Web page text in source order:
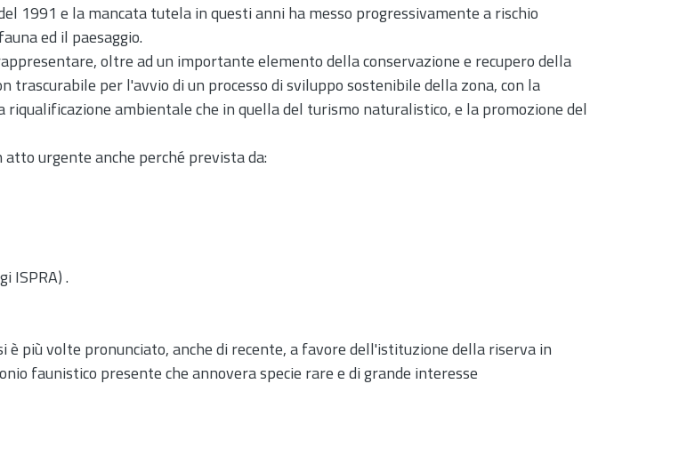
1991 e la mancata tutela in questi anni ha messo progressivamente a rischio
ed il paesaggio.
oltre ad un importante elemento della conservazione e recupero della
trascurabile per l'avvio di un processo di sviluppo sostenibile della zona, con la
ambientale che in quella del turismo naturalistico, e la promozione del
urgente anche perché prevista da:
ISPRA) .
più volte pronunciato, anche di recente, a favore dell'istituzione della riserva in
faunistico presente che annovera specie rare e di grande interesse